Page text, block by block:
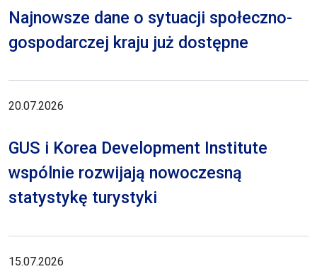
Najnowsze dane o sytuacji społeczno-
gospodarczej kraju już dostępne
20.07.2026
GUS i Korea Development Institute
wspólnie rozwijają nowoczesną
statystykę turystyki
15.07.2026